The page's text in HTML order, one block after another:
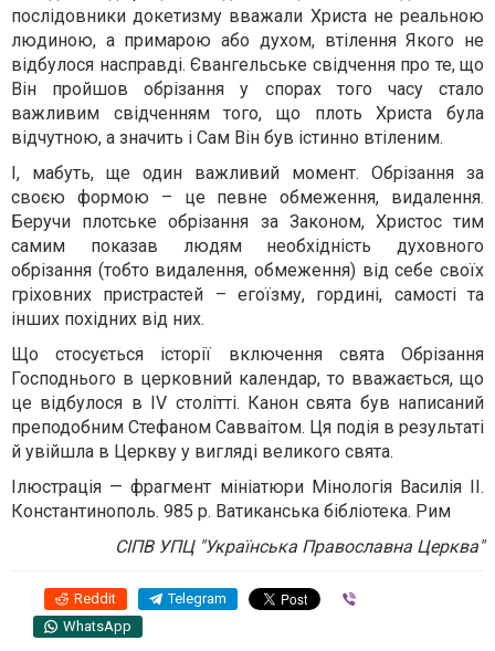
послідовники докетизму вважали Христа не реальною
людиною, а примарою або духом, втілення Якого не
відбулося насправді. Євангельське свідчення про те, що
Він пройшов обрізання у спорах того часу стало
важливим свідченням того, що плоть Христа була
відчутною, а значить і Сам Він був істинно втіленим.
І, мабуть, ще один важливий момент. Обрізання за
своєю формою – це певне обмеження, видалення.
Беручи плотське обрізання за Законом, Христос тим
самим показав людям необхідність духовного
обрізання (тобто видалення, обмеження) від себе своїх
гріховних пристрастей – егоїзму, гордині, самості та
інших похідних від них.
Що стосується історії включення свята Обрізання
Господнього в церковний календар, то вважається, що
це відбулося в IV столітті. Канон свята був написаний
преподобним Стефаном Савваітом. Ця подія в результаті
й увійшла в Церкву у вигляді великого свята.
Ілюстрація — фрагмент мініатюри Мінологія Василія II.
Константинополь. 985 р. Ватиканська бібліотека. Рим
СІПВ УПЦ "Українська Православна Церква"
Reddit Telegram
WhatsApp